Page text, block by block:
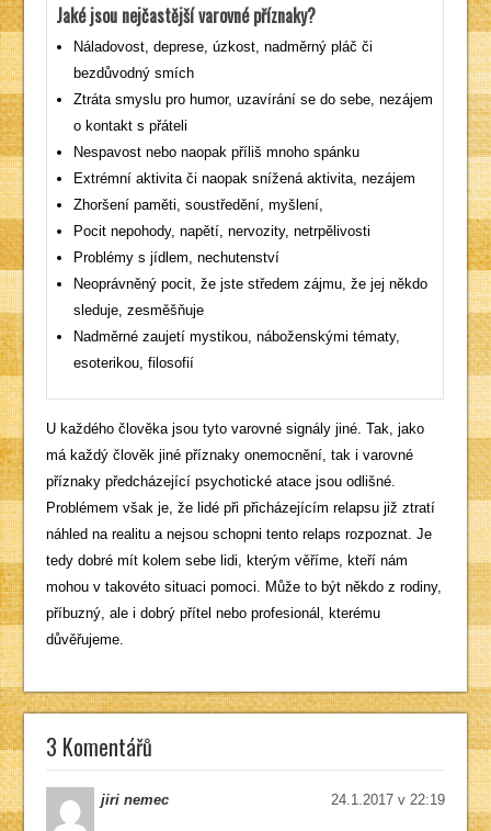
Jaké jsou nejčastější varovné příznaky?
Náladovost, deprese, úzkost, nadměrný pláč či
bezdůvodný smích
Ztráta smyslu pro humor, uzavírání se do sebe, nezájem
o kontakt s přáteli
Nespavost nebo naopak příliš mnoho spánku
Extrémní aktivita či naopak snížená aktivita, nezájem
Zhoršení paměti, soustředění, myšlení,
Pocit nepohody, napětí, nervozity, netrpělivosti
Problémy s jídlem, nechutenství
Neoprávněný pocit, že jste středem zájmu, že jej někdo
sleduje, zesměšňuje
Nadměrné zaujetí mystikou, náboženskými tématy,
esoterikou, filosofií
U každého člověka jsou tyto varovné signály jiné. Tak, jako
má každý člověk jiné příznaky onemocnění, tak i varovné
příznaky předcházející psychotické atace jsou odlišné.
Problémem však je, že lidé při přicházejícím relapsu již ztratí
náhled na realitu a nejsou schopni tento relaps rozpoznat. Je
tedy dobré mít kolem sebe lidi, kterým věříme, kteří nám
mohou v takovéto situaci pomoci. Může to být někdo z rodiny,
příbuzný, ale i dobrý přítel nebo profesionál, kterému
důvěřujeme.
3 Komentářů
jiri nemec 24.1.2017 v 22:19